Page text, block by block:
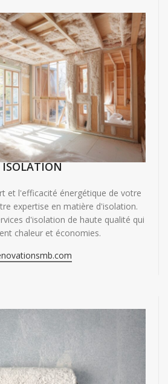
ISOLATION
et l'efficacité énergétique de votre
expertise en matière d'isolation.
d'isolation de haute qualité qui
chaleur et économies.